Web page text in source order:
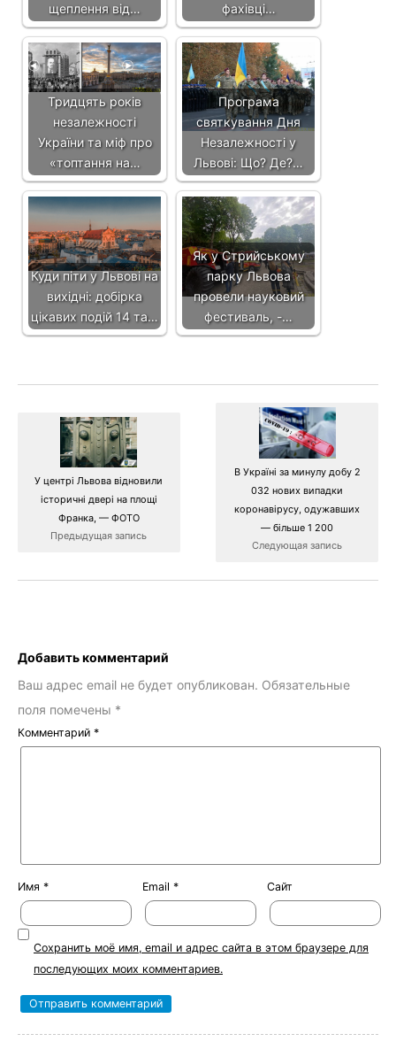
щеплення від…
фахівці…
Тридцять років
незалежності
України та міф про
«топтання на…
Програма
святкування Дня
Незалежності у
Львові: Що? Де?…
Куди піти у Львові на
вихідні: добірка
цікавих подій 14 та…
Як у Стрийському
парку Львова
провели науковий
фестиваль, -…
У центрі Львова відновили
історичні двері на площі
Франка, — ФОТО
Предыдущая запись
В Україні за минулу добу 2
032 нових випадки
коронавірусу, одужавших
— більше 1 200
Следующая запись
Добавить комментарий
Ваш адрес email не будет опубликован. Обязательные
поля помечены *
Комментарий *
Имя * Email * Сайт
Сохранить моё имя, email и адрес сайта в этом браузере для
последующих моих комментариев.